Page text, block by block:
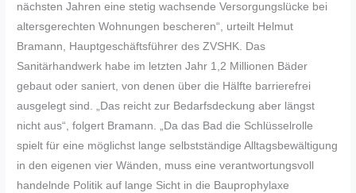
nächsten Jahren eine stetig wachsende Versorgungslücke bei
altersgerechten Wohnungen bescheren“, urteilt Helmut
Bramann, Hauptgeschäftsführer des ZVSHK. Das
Sanitärhandwerk habe im letzten Jahr 1,2 Millionen Bäder
gebaut oder saniert, von denen über die Hälfte barrierefrei
ausgelegt sind. „Das reicht zur Bedarfsdeckung aber längst
nicht aus“, folgert Bramann. „Da das Bad die Schlüsselrolle
spielt für eine möglichst lange selbstständige Alltagsbewältigung
in den eigenen vier Wänden, muss eine verantwortungsvoll
handelnde Politik auf lange Sicht in die Bauprophylaxe